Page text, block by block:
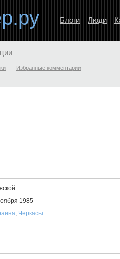
Блоги Люди
Избранные комментарии
1985
, Черкасы